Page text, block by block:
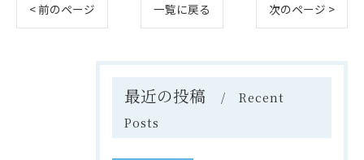
< 前のページ 一覧に戻る 次のページ >
最近の投稿
Recent
Posts